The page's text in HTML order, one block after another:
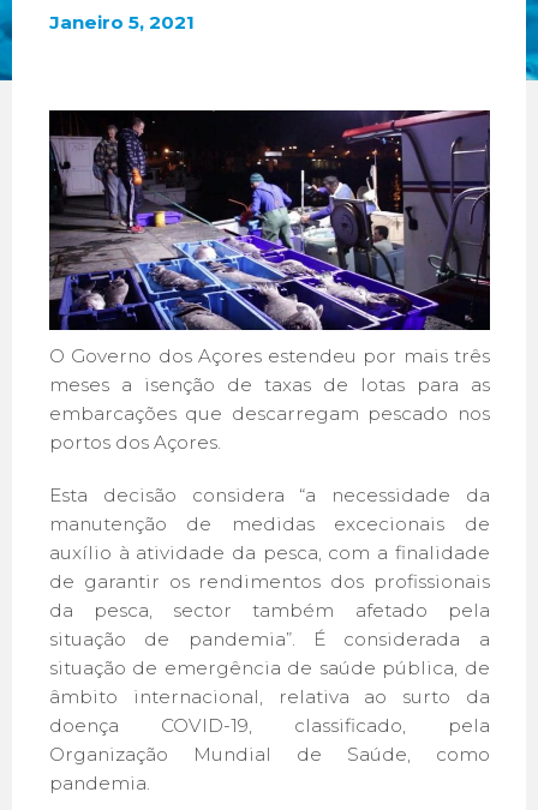
Janeiro 5, 2021
O Governo dos Açores estendeu por mais três
meses a isenção de taxas de lotas para as
embarcações que descarregam pescado nos
portos dos Açores.
Esta decisão considera “a necessidade da
manutenção de medidas excecionais de
auxílio à atividade da pesca, com a finalidade
de garantir os rendimentos dos profissionais
da pesca, sector também afetado pela
situação de pandemia”. É considerada a
situação de emergência de saúde pública, de
âmbito internacional, relativa ao surto da
doença COVID-19, classificado, pela
Organização Mundial de Saúde, como
pandemia.